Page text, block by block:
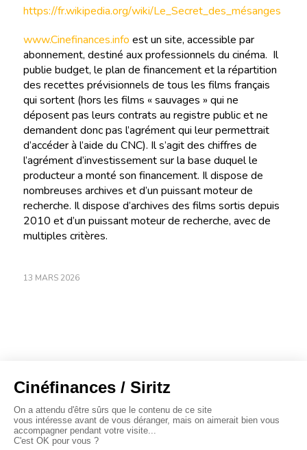
https://fr.wikipedia.org/wiki/Le_Secret_des_mésanges
www.Cinefinances.info est un site, accessible par
abonnement, destiné aux professionnels du cinéma. Il
publie budget, le plan de financement et la répartition
des recettes prévisionnels de tous les films français
qui sortent (hors les films « sauvages » qui ne
déposent pas leurs contrats au registre public et ne
demandent donc pas l’agrément qui leur permettrait
d’accéder à l’aide du CNC). Il s’agit des chiffres de
l’agrément d’investissement sur la base duquel le
producteur a monté son financement. Il dispose de
nombreuses archives et d’un puissant moteur de
recherche. Il dispose d’archives des films sortis depuis
2010 et d’un puissant moteur de recherche, avec de
multiples critères.
13 MARS 2026
À propos
Baromètres
Cinéscoop